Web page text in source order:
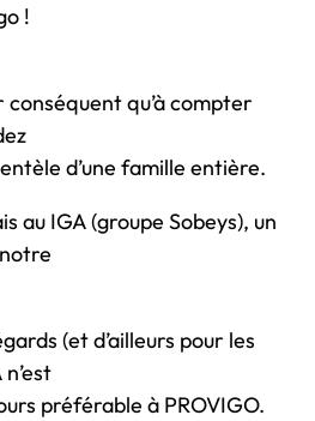
!
qu’à compter
d’une famille entière.
au IGA (groupe Sobeys), un
(et d’ailleurs pour les
préférable à PROVIGO.